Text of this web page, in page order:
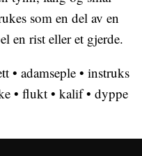
som en del av en
en rist eller et gjerde.
• adamseple • instruks
• flukt • kalif• dyppe